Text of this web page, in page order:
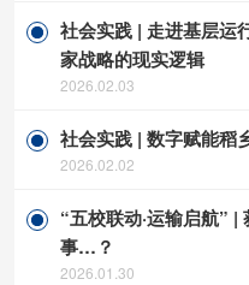
社会实践 | 走进基层运
家战略的现实逻辑
2026.02.03
社会实践 | 数字赋能稻
2026.02.02
“五校联动·运输启航”
事…？
2026.01.30